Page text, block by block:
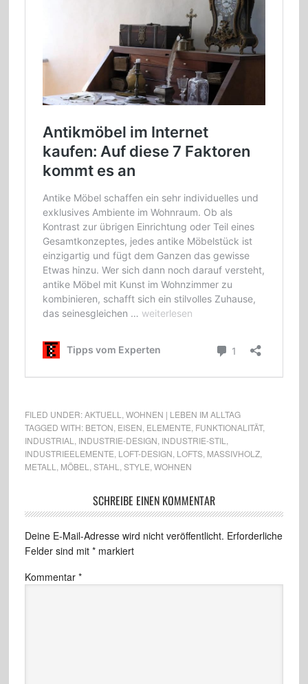
FILED UNDER:AKTUELL
WOHNEN | LEBEN IM ALLTAG
TAGGED WITH: BETON EISEN ELEMENTE FUNKTIONALITÄT,
INDUSTRIAL
INDUSTRIE-DESIGN INDUSTRIE-STIL
INDUSTRIEELEMENTE LOFT-DESIGN LOFTS, MASSIVHOLZ,
METALL
MÖBEL STAHL STYLE WOHNEN
SCHREIBE EINEN KOMMENTAR
Deine E-Mail-Adresse wird nicht veröffentlicht. Erforderliche
Felder sind mit *markiert
Kommentar *